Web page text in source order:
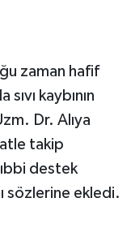
zaman hafif
kaybının
Dr. Alıya
takip
destek
sözlerine ekledi.